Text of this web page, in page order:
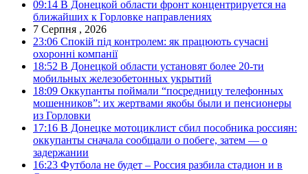
09:14 В Донецкой области фронт концентрируется на
ближайших к Горловке направлениях
7 Серпня , 2026
23:06 Спокій під контролем: як працюють сучасні
охоронні компанії
18:52 В Донецкой области установят более 20-ти
мобильных железобетонных укрытий
18:09 Оккупанты поймали “посредницу телефонных
мошенников”: их жертвами якобы были и пенсионеры
из Горловки
17:16 В Донецке мотоциклист сбил пособника россиян:
оккупанты сначала сообщали о побеге, затем — о
задержании
16:23 Футбола не будет – Россия разбила стадион и в